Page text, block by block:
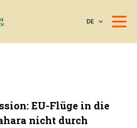
DE
EU-Flüge in die
nicht durch